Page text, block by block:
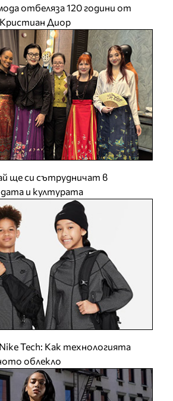
отбеляза 120 години от
Диор
ще си сътрудничат в
и културата
Tech: Как технологията
облекло